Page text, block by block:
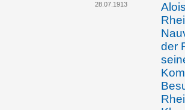
28.07.1913
der